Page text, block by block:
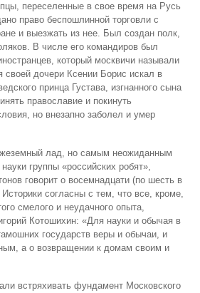
переселенные в свое время на Русь
право беспошлинной торговли с
и выезжать из нее. Был создан полк,
В числе его командиров был
который москвичи называли
своей дочери Ксении Борис искал в
принца Густава, изгнанного сына
православие и покинуть
но внезапно заболел и умер
лад, но самым неожиданным
группы «российских робят»,
говорит о восемнадцати (по шесть в
согласны с тем, что все, кроме,
смелого и неудачного опыта,
Котошихин: «Для науки и обычая в
государств веры и обычаи, и
а о возвращении к домам своим и
встряхивать фундамент Московского